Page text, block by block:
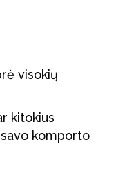
visokių
kitokius
komporto